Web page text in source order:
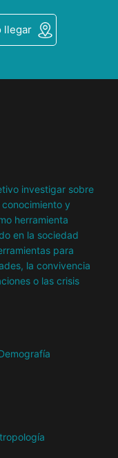
llegar
investigar sobre
y
herramienta
en la sociedad
para
la convivencia
o las crisis